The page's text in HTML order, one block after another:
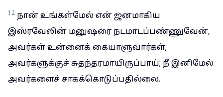
12 நான் உங்கள்மேல் என் ஜனமாகிய
இஸ்ரவேலின் மனுஷரை நடமாடப்பண்ணுவேன்,
அவர்கள் உன்னைக் கையாளுவார்கள்;
அவர்களுக்குச் சுதந்தரமாயிருப்பாய்; நீ இனிமேல்
அவர்களைச் சாகக்கொடுப்பதில்லை.